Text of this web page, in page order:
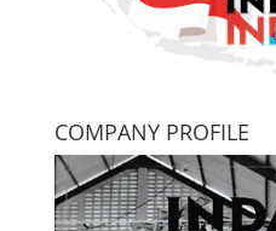
COMPANY PROFILE